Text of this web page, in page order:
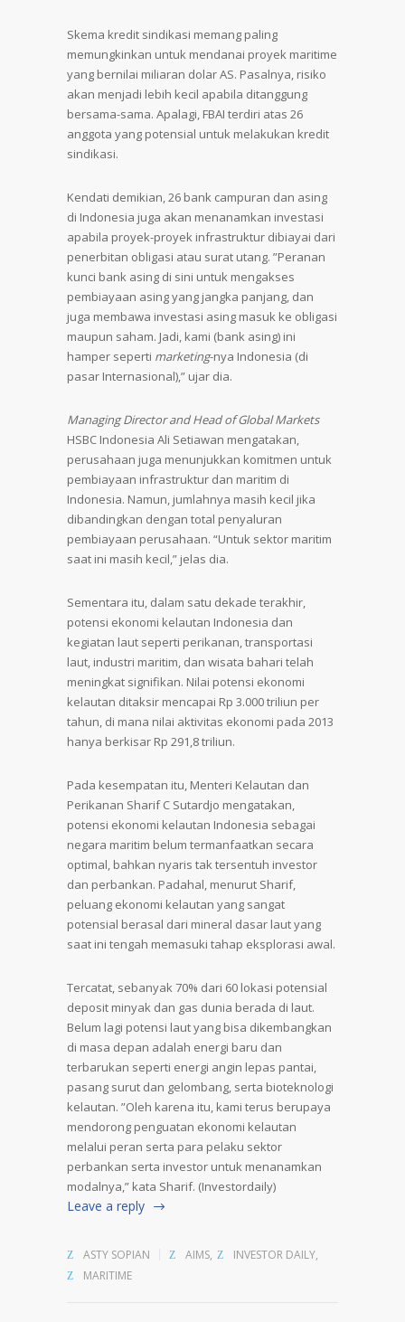
Skema kredit sindikasi memang paling
memungkinkan untuk mendanai proyek maritime
yang bernilai miliaran dolar AS. Pasalnya, risiko
akan menjadi lebih kecil apabila ditanggung
bersama-sama. Apalagi, FBAI terdiri atas 26
anggota yang potensial untuk melakukan kredit
sindikasi.
Kendati demikian, 26 bank campuran dan asing
di Indonesia juga akan menanamkan investasi
apabila proyek-proyek infrastruktur dibiayai dari
penerbitan obligasi atau surat utang. ”Peranan
kunci bank asing di sini untuk mengakses
pembiayaan asing yang jangka panjang, dan
juga membawa investasi asing masuk ke obligasi
maupun saham. Jadi, kami (bank asing) ini
hamper seperti marketing-nya Indonesia (di
pasar Internasional),” ujar dia.
Managing Director and Head of Global Markets
HSBC Indonesia Ali Setiawan mengatakan,
perusahaan juga menunjukkan komitmen untuk
pembiayaan infrastruktur dan maritim di
Indonesia. Namun, jumlahnya masih kecil jika
dibandingkan dengan total penyaluran
pembiayaan perusahaan. “Untuk sektor maritim
saat ini masih kecil,” jelas dia.
Sementara itu, dalam satu dekade terakhir,
potensi ekonomi kelautan Indonesia dan
kegiatan laut seperti perikanan, transportasi
laut, industri maritim, dan wisata bahari telah
meningkat signifikan. Nilai potensi ekonomi
kelautan ditaksir mencapai Rp 3.000 triliun per
tahun, di mana nilai aktivitas ekonomi pada 2013
hanya berkisar Rp 291,8 triliun.
Pada kesempatan itu, Menteri Kelautan dan
Perikanan Sharif C Sutardjo mengatakan,
potensi ekonomi kelautan Indonesia sebagai
negara maritim belum termanfaatkan secara
optimal, bahkan nyaris tak tersentuh investor
dan perbankan. Padahal, menurut Sharif,
peluang ekonomi kelautan yang sangat
potensial berasal dari mineral dasar laut yang
saat ini tengah memasuki tahap eksplorasi awal.
Tercatat, sebanyak 70% dari 60 lokasi potensial
deposit minyak dan gas dunia berada di laut.
Belum lagi potensi laut yang bisa dikembangkan
di masa depan adalah energi baru dan
terbarukan seperti energi angin lepas pantai,
pasang surut dan gelombang, serta bioteknologi
kelautan. ”Oleh karena itu, kami terus berupaya
mendorong penguatan ekonomi kelautan
melalui peran serta para pelaku sektor
perbankan serta investor untuk menanamkan
modalnya,” kata Sharif. (Investordaily)
Leave a reply
ASTY SOPIAN AIMS, INVESTOR DAILY,
MARITIME